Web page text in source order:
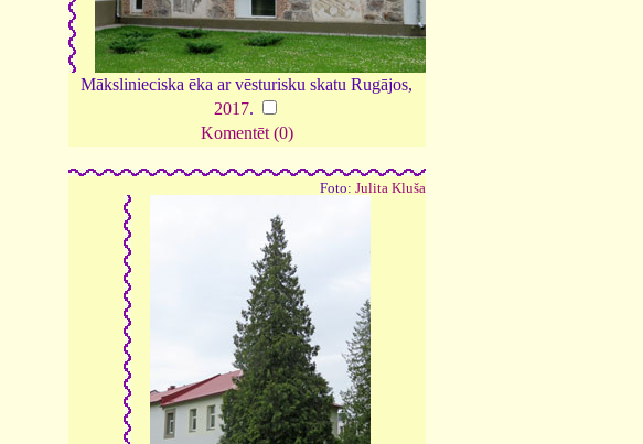
Mākslinieciska ēka ar vēsturisku skatu Rugājos,
2017.
Komentēt (0)
Foto: Julita Kluša